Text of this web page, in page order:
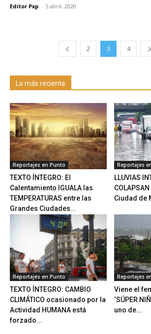
Editor Pxp - 5 abril, 2020
2 3 4
Lo más reciente
Reportajes en Punto
TEXTO ÍNTEGRO: El
Calentamiento IGUALA las
TEMPERATURAS entre las
Grandes Ciudades...
Reportajes
LLUVIAS
Ciudad de
Reportajes en Punto
TEXTO ÍNTEGRO: CAMBIO
CLIMÁTICO ocasionado por la
Actividad HUMANA está
forzado...
Reportajes
Viene el
‘SÚPER
uno de...